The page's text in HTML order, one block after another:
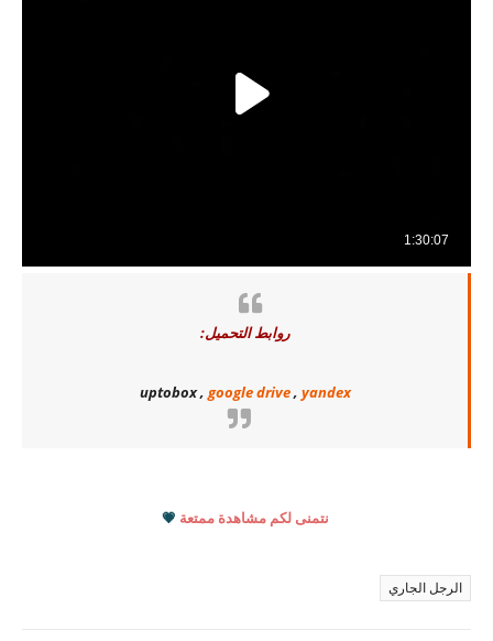
روابط التحميل:
uptobox , google drive, yandex
💗 نتمنى لكم مشاهدة ممتعة
الرجل الجاري